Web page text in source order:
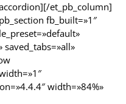
et_pb_column]
fb_built=»1″
width=»84%»